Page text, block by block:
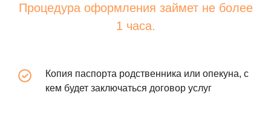
Процедура оформления займет не более
1 часа.
Копия паспорта родственника или опекуна, с
кем будет заключаться договор услуг